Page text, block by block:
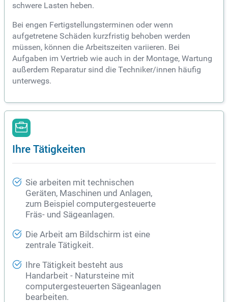
schwere Lasten heben.
Bei engen Fertigstellungsterminen oder wenn
aufgetretene Schäden kurzfristig behoben werden
müssen, können die Arbeitszeiten variieren. Bei
Aufgaben im Vertrieb wie auch in der Montage, Wartung
außerdem Reparatur sind die Techniker/innen häufig
unterwegs.
Ihre Tätigkeiten
Sie arbeiten mit technischen
Geräten, Maschinen und Anlagen,
zum Beispiel computergesteuerte
Fräs- und Sägeanlagen.
Die Arbeit am Bildschirm ist eine
zentrale Tätigkeit.
Ihre Tätigkeit besteht aus
Handarbeit - Natursteine mit
computergesteuerten Sägeanlagen
bearbeiten.